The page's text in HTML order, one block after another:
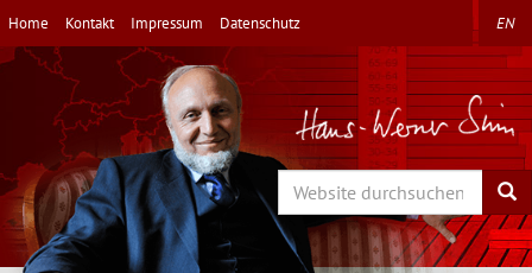
Direkt
zum
Inhalt
Home Kontakt Impressum Datenschutz EN
Search